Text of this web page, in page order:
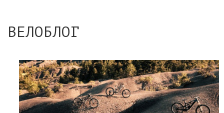
ВЕЛОБЛОГ